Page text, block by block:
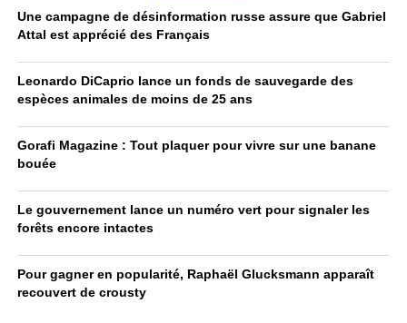
Une campagne de désinformation russe assure que Gabriel
Attal est apprécié des Français
Leonardo DiCaprio lance un fonds de sauvegarde des
espèces animales de moins de 25 ans
Gorafi Magazine : Tout plaquer pour vivre sur une banane
bouée
Le gouvernement lance un numéro vert pour signaler les
forêts encore intactes
Pour gagner en popularité, Raphaël Glucksmann apparaît
recouvert de crousty